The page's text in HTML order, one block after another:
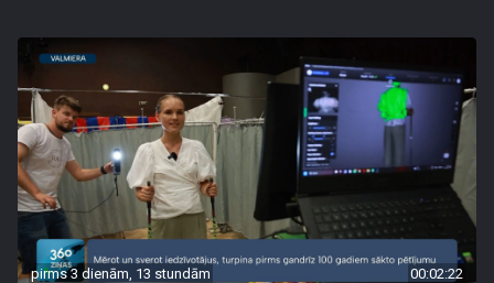
pirms 3 dienām, 13 stundām 00:02:22